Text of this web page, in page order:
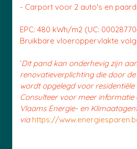
- Carport voor 2 auto's en
EPC: 480 kWh/m2 (UC:
Bruikbare vloeroppervlakte
‘Dit pand kan onderhevig zijn
renovatieverplichting die door
wordt opgelegd voor residentiële
Consulteer voor meer informatie
Vlaams Energie- en
via https://